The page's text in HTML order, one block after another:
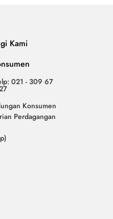
Kami
021 - 309 67
Konsumen
Perdagangan